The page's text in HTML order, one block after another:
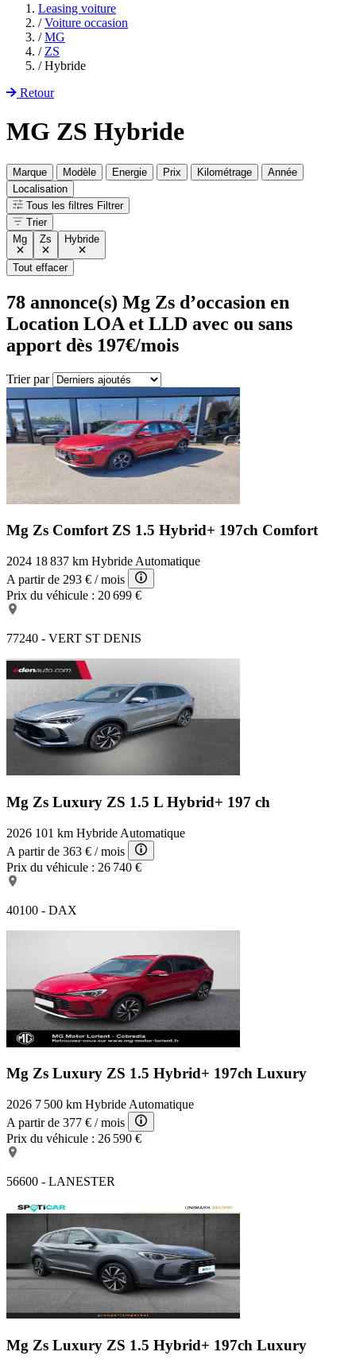
Leasing voiture
/ Voiture occasion
/ MG
/ ZS
/ Hybride
Retour
MG ZS Hybride
Marque Modèle Energie Prix Kilométrage
Année
Localisation
Tous les filtres Filtrer
Trier
Mg
Zs Hybride
Tout effacer
78 annonce(s) Mg Zs d’occasion en
Location LOA et LLD avec ou sans
apport dès 197€/mois
Trier par
Mg Zs ComfortZS 1.5 Hybrid+ 197ch Comfort
2024 18 837 km Hybride Automatique
A partir de 293 € / mois
Prix du véhicule : 20 699 €
77240 - VERT ST DENIS
Mg Zs Luxury ZS 1.5 L Hybrid+ 197 ch
2026 101 km Hybride Automatique
A partir de 363 € / mois
Prix du véhicule : 26 740 €
40100 - DAX
Mg Zs Luxury ZS 1.5 Hybrid+ 197ch Luxury
2026 7 500 km Hybride Automatique
A partir de 377 € / mois
Prix du véhicule : 26 590 €
56600 - LANESTER
Mg Zs Luxury ZS 1.5 Hybrid+ 197ch Luxury